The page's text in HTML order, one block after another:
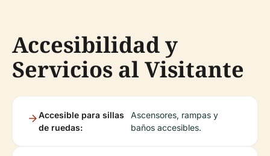
Accesibilidad y
Servicios al Visitante
Accesible para sillas
de ruedas:
Ascensores, rampas y
baños accesibles.